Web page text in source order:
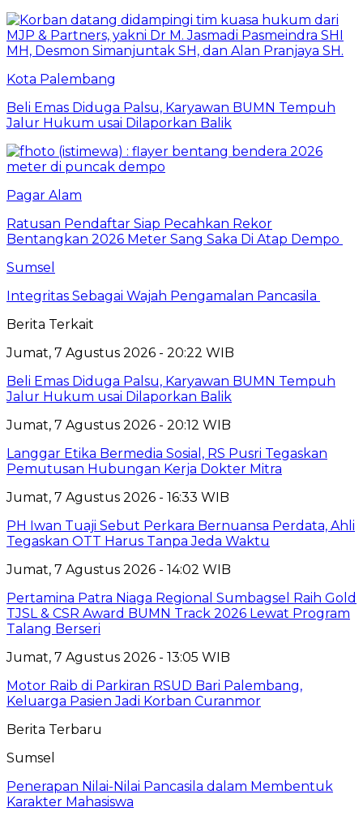
Kota Palembang
Beli Emas Diduga Palsu, Karyawan BUMN Tempuh
Jalur Hukum usai Dilaporkan Balik
Pagar Alam
Ratusan Pendaftar Siap Pecahkan Rekor
Bentangkan 2026 Meter Sang Saka Di Atap Dempo
Sumsel
Integritas Sebagai Wajah Pengamalan Pancasila
Berita Terkait
Jumat, 7 Agustus 2026 - 20:22 WIB
Beli Emas Diduga Palsu, Karyawan BUMN Tempuh
Jalur Hukum usai Dilaporkan Balik
Jumat, 7 Agustus 2026 - 20:12 WIB
Langgar Etika Bermedia Sosial, RS Pusri Tegaskan
Pemutusan Hubungan Kerja Dokter Mitra
Jumat, 7 Agustus 2026 - 16:33 WIB
PH Iwan Tuaji Sebut Perkara Bernuansa Perdata, Ahli
Tegaskan OTT Harus Tanpa Jeda Waktu
Jumat, 7 Agustus 2026 - 14:02 WIB
Pertamina Patra Niaga Regional Sumbagsel Raih Gold
TJSL & CSR Award BUMN Track 2026 Lewat Program
Talang Berseri
Jumat, 7 Agustus 2026 - 13:05 WIB
Motor Raib di Parkiran RSUD Bari Palembang,
Keluarga Pasien Jadi Korban Curanmor
Berita Terbaru
Sumsel
Penerapan Nilai-Nilai Pancasila dalam Membentuk
Karakter Mahasiswa